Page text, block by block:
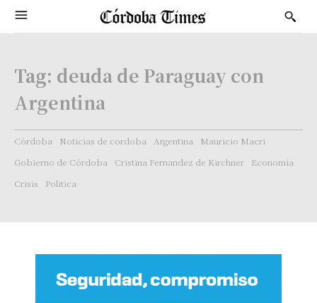
Tag: deuda de Paraguay con
Argentina
Córdoba Noticias de cordoba Argentina
Mauricio Macri
Gobierno de Córdoba
Cristina Fernandez de Kirchner
Economía
Crisis
Politica